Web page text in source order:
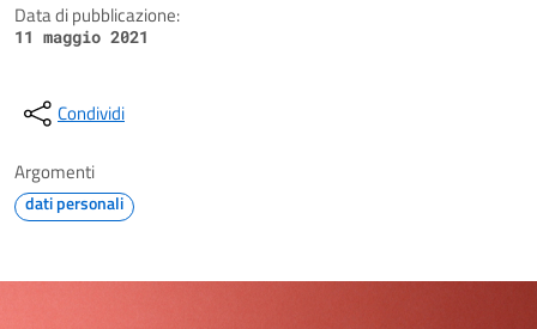
Data di pubblicazione:
11 maggio 2021
Condividi
Argomenti
dati personali